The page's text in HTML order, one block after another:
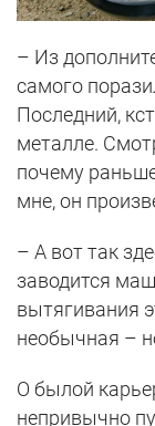
– Из
самого
Последний,
металле.
почему
мне, он
– А вот так
заводится
вытягивания
необычная –
О былой
непривычно